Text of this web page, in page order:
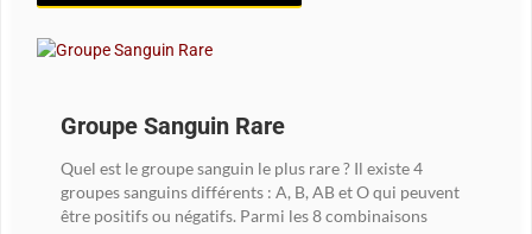
Groupe Sanguin Rare
Quel est le groupe sanguin le plus rare ? Il existe 4
groupes sanguins différents : A, B, AB et O qui peuvent
être positifs ou négatifs. Parmi les 8 combinaisons